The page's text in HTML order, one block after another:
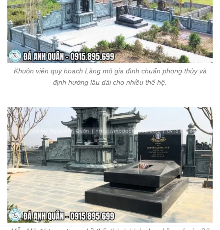
Khuôn viên quy hoạch Lăng mộ gia đình chuẩn phong thủy và
định hướng lâu dài cho nhiều thế hệ.